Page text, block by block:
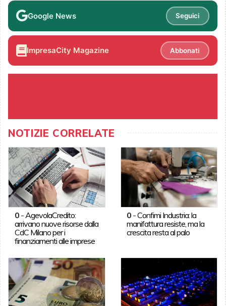
Google News Seguici
ImpresaCity Magazine Abbonati
NOTIZIE CORRELATE
0- AgevolaCredito:
arrivano nuove risorse dalla
CdC Milano per i
finanziamenti alle imprese
0 -Confimi Industria: la
manifattura resiste, ma la
crescita resta al palo